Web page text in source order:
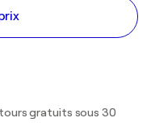
gratuits sous 30